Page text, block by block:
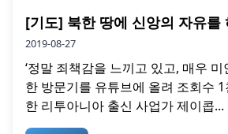
[기도] 북한 땅에 신앙의 자유를
2019-08-27
‘정말 죄책감을 느끼고 있고, 매우 미
한 방문기를 유튜브에 올려 조회수
한 리투아니아 출신 사업가 제이콥...